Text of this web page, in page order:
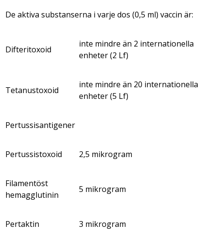
De aktiva substanserna i varje dos (0,5 ml) vaccin är:
Difteritoxoid
inte mindre än 2 internationella
enheter (2 Lf)
Tetanustoxoid
inte mindre än 20 internationella
enheter (5 Lf)
Pertussisantigener
Pertussistoxoid 2,5 mikrogram
Filamentöst
hemagglutinin
5 mikrogram
Pertaktin 3 mikrogram